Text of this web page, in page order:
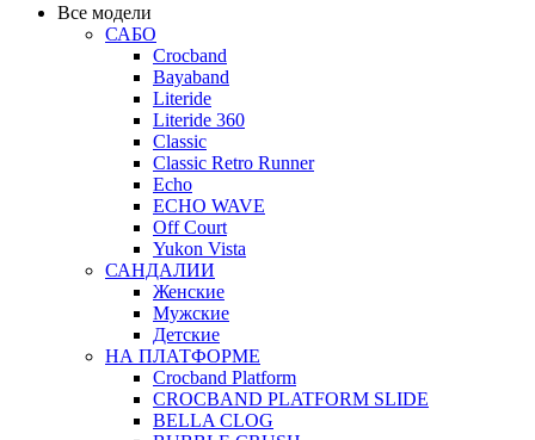
Все модели
САБО
Crocband
Bayaband
Literide
Literide 360
Classic
Classic Retro Runner
Echo
ECHO WAVE
Off Court
Yukon Vista
САНДАЛИИ
Женские
Мужские
Детские
НА ПЛАТФОРМЕ
Crocband Platform
CROCBAND PLATFORM SLIDE
BELLA CLOG